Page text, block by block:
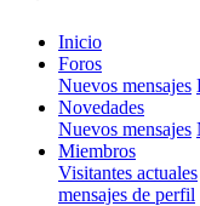
Inicio
Foros
Nuevos mensajes
Novedades
Nuevos mensajes
Miembros
Visitantes actuales
mensajes de perfil